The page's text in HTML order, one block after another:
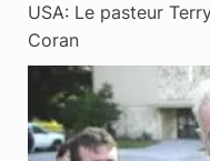
USA: Le pasteur
Coran